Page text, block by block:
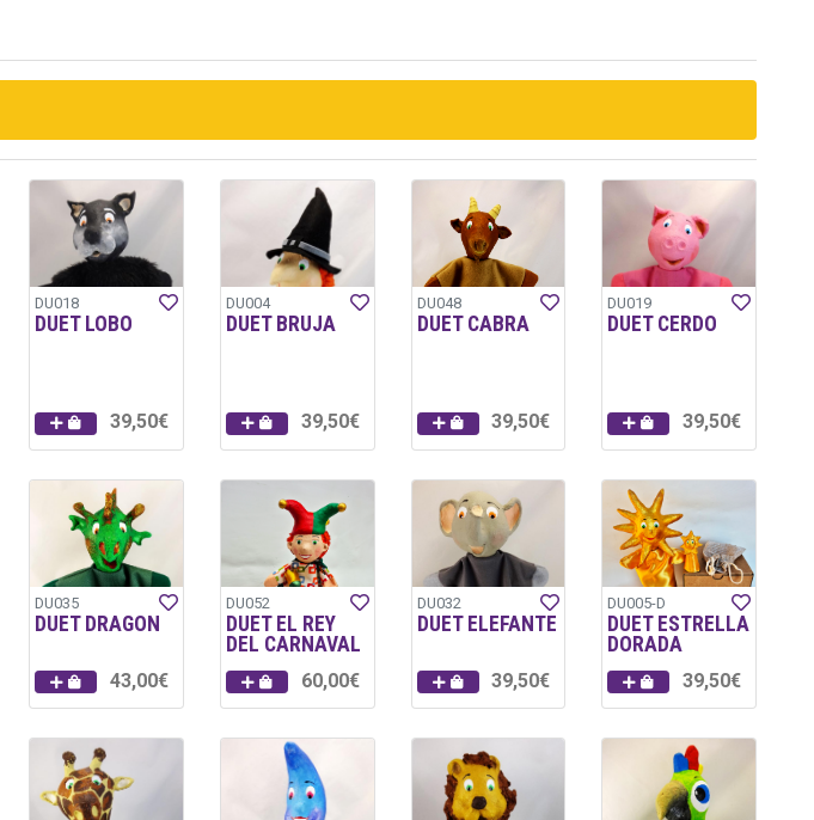
DU018
DUET LOBO
39,50€
DU004
DUET BRUJA
39,50€
DU048
DUET CABRA
39,50€
DU019
DUET CERDO
39,50€
DU035
DUET DRAGON
43,00€
DU052
DUET EL REY
DEL CARNAVAL
60,00€
DU032
DUET ELEFANTE
39,50€
DU005-D
DUET ESTRELLA
DORADA
39,50€